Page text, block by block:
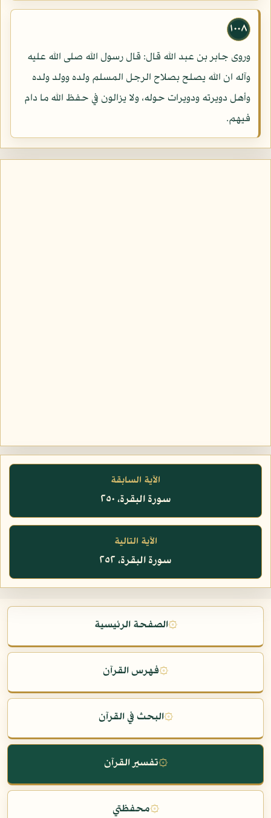
١٠٠٨
وروى جابر بن عبد الله قال: قال رسول الله صلى الله عليه
وآله ان الله يصلح بصلاح الرجل المسلم ولده وولد ولده
وأهل دويرته ودويرات حوله، ولا يزالون في حفظ الله ما دام
فيهم.
الآية السابقة
سورة البقرة، ٢٥٠
الآية التالية
سورة البقرة، ٢٥٢
۞الصفحة الرئيسية
۞فهرس القرآن
۞البحث في القرآن
۞تفسير القرآن
۞محفظتي